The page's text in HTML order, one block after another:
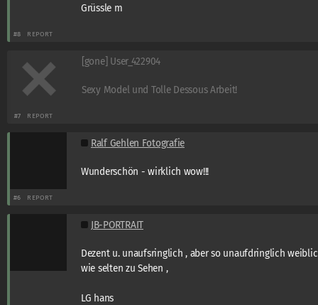
Grüssle m
#8 REPORT
[gone] User_422904
Sexy Model und Tolle Dessous Arbeit!
#7 REPORT
Ralf Gehlen Fotografie
Wunderschön - wirklich wow!!!
#6 REPORT
JB-PORTRAIT
Dezent u. unaufsringlich , aber so unaufdringlich
wie selten zu Sehen ,
LG hans